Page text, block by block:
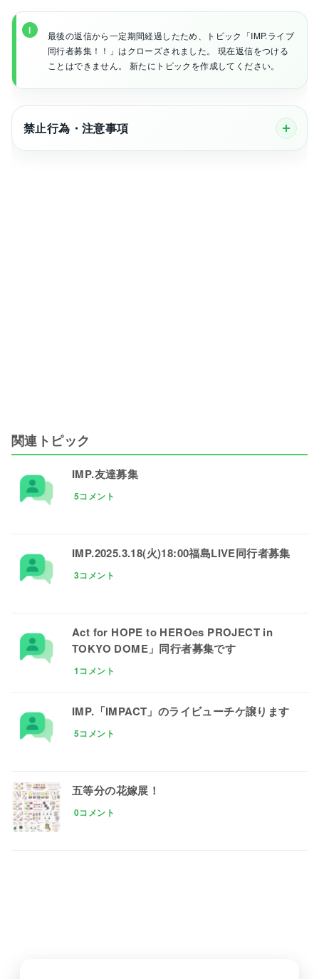
最後の返信から一定期間経過したため、トピック「IMP.ライブ
同行者募集！！」はクローズされました。 現在返信をつける
ことはできません。 新たにトピックを作成してください。
禁止行為・注意事項
関連トピック
IMP.友達募集
5コメント
IMP.2025.3.18(火)18:00福島LIVE同行者募集
3コメント
Act for HOPE to HEROes PROJECT in
TOKYO DOME」同行者募集です
1コメント
IMP.「IMPACT」のライビューチケ譲ります
5コメント
五等分の花嫁展！
0コメント